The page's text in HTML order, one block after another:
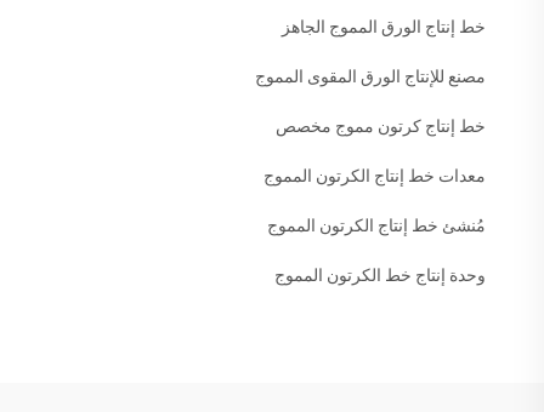
خط إنتاج الورق المموج الجاهز
مصنع للإنتاج الورق المقوى المموج
خط إنتاج كرتون مموج مخصص
معدات خط إنتاج الكرتون المموج
مُنشئ خط إنتاج الكرتون المموج
وحدة إنتاج خط الكرتون المموج